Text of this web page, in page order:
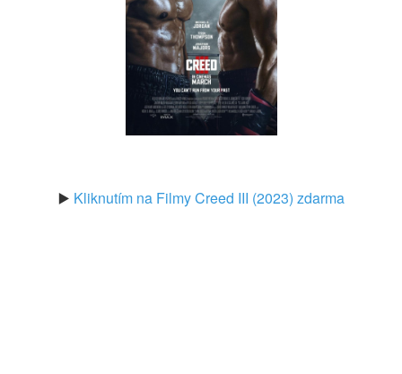
▶️ Kliknutím na Filmy Creed III (2023) zdarma